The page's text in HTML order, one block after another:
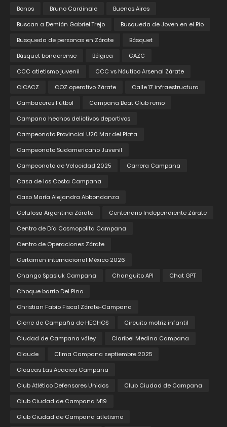
Bonos
Bruno Cardinale
Buenos Aires
Buscan a Demián Gabriel Trejo
Busqueda de Joven en el Rio
Busqueda de personas en Zárate
Básquet
Básquet bonaerense
Bélgica
CAZC
CCC atletismo juvenil
CCC vs Náutico Arsenal Zárate
CICACZ
COZ operativo Zárate
Calle 17 infraestructura
Cambaceres Fútbol
Campana Boat Club remo
Campana hechos delictivos deportivos
Campeonato Provincial U20 Mar del Plata
Campeonato Sudamericano Juvenil
Campeonato de Velocidad 2025
Carrera Campana
Casa de los Costa Campana
Caso María Alejandra Abbondanza
Celulosa Argentina Zárate
Centenario Independiente Zárate
Centro de Día Cosmopolita Campana
Centro de Operaciones Zárate
Certamen internacional México 2026
Chango Spasiuk Campana
Changuito API
Chat GPT
Choque barrio Del Pino
Christian Fabio Fiscal Zárate-Campana
Cierre de Campaña de HECHOS
Circuito motriz infantil
Ciudad de Campana vóley
Claribel Medina Campana
Claude
Clima Campana septiembre 2025
Cloacas Las Acacias Campana
Club Atlético Defensores Unidos
Club Ciudad de Campana
Club Ciudad de Campana M19
Club Ciudad de Campana atletismo